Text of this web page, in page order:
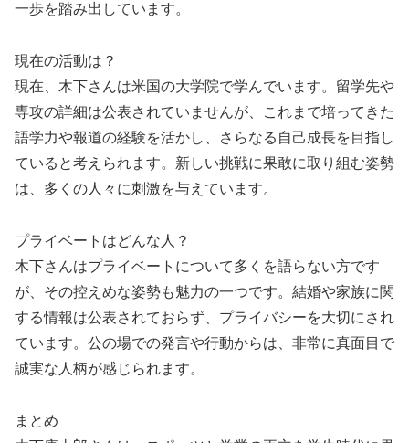
一歩を踏み出しています。
現在の活動は？
現在、木下さんは米国の大学院で学んでいます。留学先や
専攻の詳細は公表されていませんが、これまで培ってきた
語学力や報道の経験を活かし、さらなる自己成長を目指し
ていると考えられます。新しい挑戦に果敢に取り組む姿勢
は、多くの人々に刺激を与えています。
プライベートはどんな人？
木下さんはプライベートについて多くを語らない方です
が、その控えめな姿勢も魅力の一つです。結婚や家族に関
する情報は公表されておらず、プライバシーを大切にされ
ています。公の場での発言や行動からは、非常に真面目で
誠実な人柄が感じられます。
まとめ